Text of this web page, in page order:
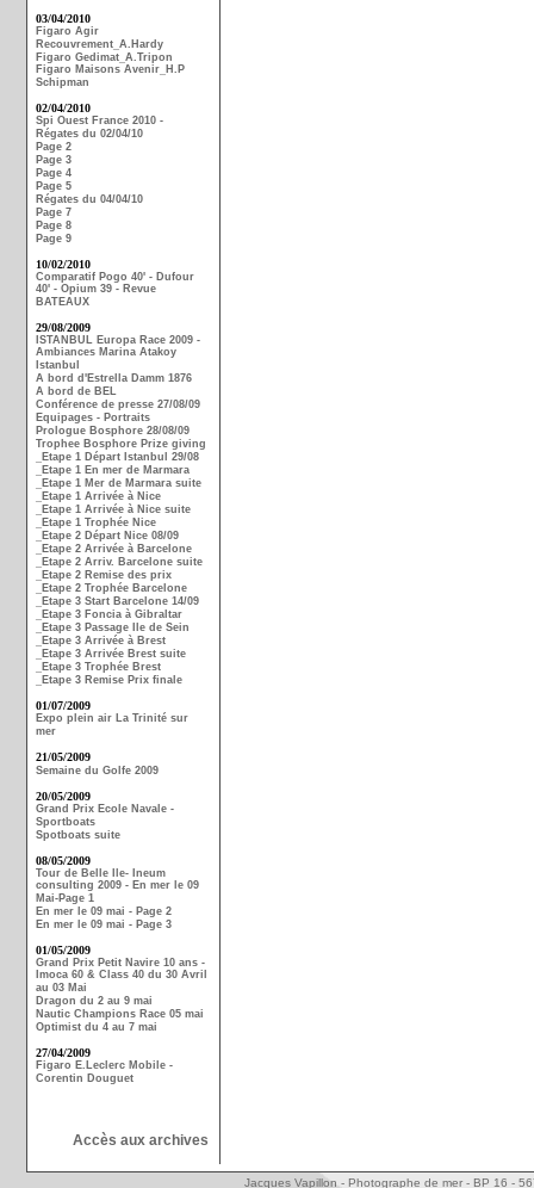
03/04/2010
Figaro Agir
Recouvrement_A.Hardy
Figaro Gedimat_A.Tripon
Figaro Maisons Avenir_H.P
Schipman
02/04/2010
Spi Ouest France 2010 -
Régates du 02/04/10
Page 2
Page 3
Page 4
Page 5
Régates du 04/04/10
Page 7
Page 8
Page 9
10/02/2010
Comparatif Pogo 40' - Dufour
40' - Opium 39 - Revue
BATEAUX
29/08/2009
ISTANBUL Europa Race 2009 -
Ambiances Marina Atakoy
Istanbul
A bord d'Estrella Damm 1876
A bord de BEL
Conférence de presse 27/08/09
Equipages - Portraits
Prologue Bosphore 28/08/09
Trophee Bosphore Prize giving
_Etape 1 Départ Istanbul 29/08
_Etape 1 En mer de Marmara
_Etape 1 Mer de Marmara suite
_Etape 1 Arrivée à Nice
_Etape 1 Arrivée à Nice suite
_Etape 1 Trophée Nice
_Etape 2 Départ Nice 08/09
_Etape 2 Arrivée à Barcelone
_Etape 2 Arriv. Barcelone suite
_Etape 2 Remise des prix
_Etape 2 Trophée Barcelone
_Etape 3 Start Barcelone 14/09
_Etape 3 Foncia à Gibraltar
_Etape 3 Passage Ile de Sein
_Etape 3 Arrivée à Brest
_Etape 3 Arrivée Brest suite
_Etape 3 Trophée Brest
_Etape 3 Remise Prix finale
01/07/2009
Expo plein air La Trinité sur
mer
21/05/2009
Semaine du Golfe 2009
20/05/2009
Grand Prix Ecole Navale -
Sportboats
Spotboats suite
08/05/2009
Tour de Belle Ile- Ineum
consulting 2009 - En mer le 09
Mai-Page 1
En mer le 09 mai - Page 2
En mer le 09 mai - Page 3
01/05/2009
Grand Prix Petit Navire 10 ans -
Imoca 60 & Class 40 du 30 Avril
au 03 Mai
Dragon du 2 au 9 mai
Nautic Champions Race 05 mai
Optimist du 4 au 7 mai
27/04/2009
Figaro E.Leclerc Mobile -
Corentin Douguet
Accès aux archives
Jacques Vapillon - Photographe de mer - BP 16 -